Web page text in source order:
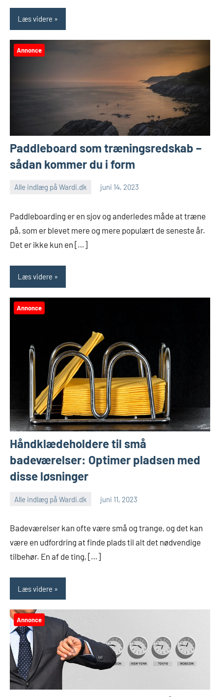
Læs videre
Annonce
Paddleboard som træningsredskab –
sådan kommer du i form
Alle indlæg på Wardi.dk juni 14, 2023
Paddleboarding er en sjov og anderledes måde at træne
på, som er blevet mere og mere populært de seneste år.
Det er ikke kun en […]
Læs videre
Annonce
Håndklædeholdere til små
badeværelser: Optimer pladsen med
disse løsninger
Alle indlæg på Wardi.dk juni 11, 2023
Badeværelser kan ofte være små og trange, og det kan
være en udfordring at finde plads til alt det nødvendige
tilbehør. En af de ting, […]
Læs videre
Annonce